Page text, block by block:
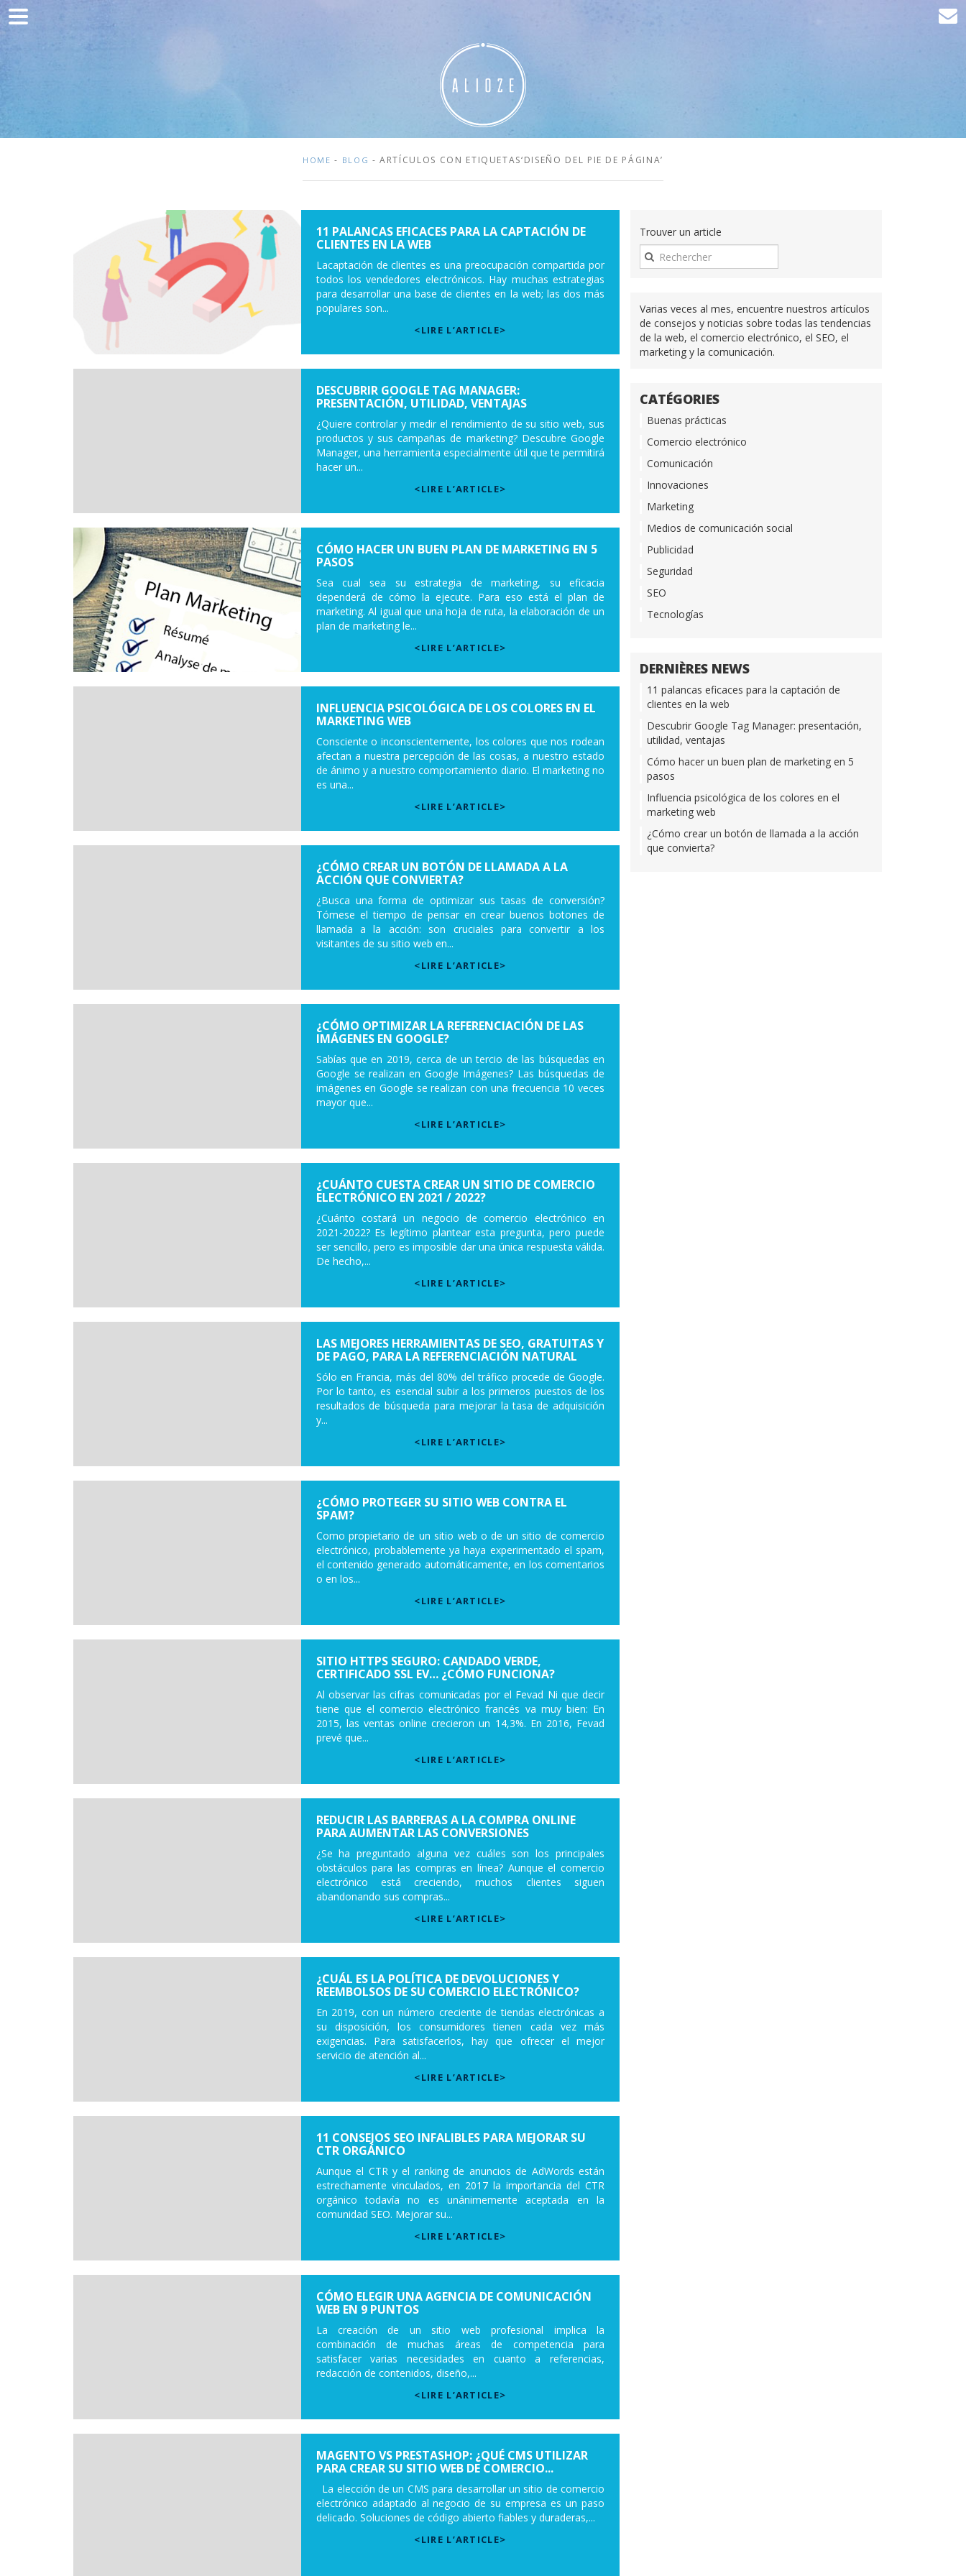
Home
HOME - BLOG - ARTÍCULOS CON ETIQUETAS‘DISEÑO DEL PIE DE PÁGINA’
11 PALANCAS EFICACES PARA LA CAPTACIÓN DE
CLIENTES EN LA WEB
Lacaptación de clientes es una preocupación compartida por
todos los vendedores electrónicos. Hay muchas estrategias
para desarrollar una base de clientes en la web; las dos más
populares son...
<LIRE L’ARTICLE>
DESCUBRIR GOOGLE TAG MANAGER:
PRESENTACIÓN, UTILIDAD, VENTAJAS
¿Quiere controlar y medir el rendimiento de su sitio web, sus
productos y sus campañas de marketing? Descubre Google
Manager, una herramienta especialmente útil que te permitirá
hacer un...
<LIRE L’ARTICLE>
CÓMO HACER UN BUEN PLAN DE MARKETING EN 5
PASOS
Sea cual sea su estrategia de marketing, su eficacia
dependerá de cómo la ejecute. Para eso está el plan de
marketing. Al igual que una hoja de ruta, la elaboración de un
plan de marketing le...
<LIRE L’ARTICLE>
INFLUENCIA PSICOLÓGICA DE LOS COLORES EN EL
MARKETING WEB
Consciente o inconscientemente, los colores que nos rodean
afectan a nuestra percepción de las cosas, a nuestro estado
de ánimo y a nuestro comportamiento diario. El marketing no
es una...
<LIRE L’ARTICLE>
¿CÓMO CREAR UN BOTÓN DE LLAMADA A LA
ACCIÓN QUE CONVIERTA?
¿Busca una forma de optimizar sus tasas de conversión?
Tómese el tiempo de pensar en crear buenos botones de
llamada a la acción: son cruciales para convertir a los
visitantes de su sitio web en...
<LIRE L’ARTICLE>
¿CÓMO OPTIMIZAR LA REFERENCIACIÓN DE LAS
IMÁGENES EN GOOGLE?
Sabías que en 2019, cerca de un tercio de las búsquedas en
Google se realizan en Google Imágenes? Las búsquedas de
imágenes en Google se realizan con una frecuencia 10 veces
mayor que...
<LIRE L’ARTICLE>
¿CUÁNTO CUESTA CREAR UN SITIO DE COMERCIO
ELECTRÓNICO EN 2021 / 2022?
¿Cuánto costará un negocio de comercio electrónico en
2021-2022? Es legítimo plantear esta pregunta, pero puede
ser sencillo, pero es imposible dar una única respuesta válida.
De hecho,...
<LIRE L’ARTICLE>
LAS MEJORES HERRAMIENTAS DE SEO, GRATUITAS Y
DE PAGO, PARA LA REFERENCIACIÓN NATURAL
Sólo en Francia, más del 80% del tráfico procede de Google.
Por lo tanto, es esencial subir a los primeros puestos de los
resultados de búsqueda para mejorar la tasa de adquisición
y...
<LIRE L’ARTICLE>
¿CÓMO PROTEGER SU SITIO WEB CONTRA EL
SPAM?
Como propietario de un sitio web o de un sitio de comercio
electrónico, probablemente ya haya experimentado el spam,
el contenido generado automáticamente, en los comentarios
o en los...
<LIRE L’ARTICLE>
SITIO HTTPS SEGURO: CANDADO VERDE,
CERTIFICADO SSL EV… ¿CÓMO FUNCIONA?
Al observar las cifras comunicadas por el Fevad Ni que decir
tiene que el comercio electrónico francés va muy bien: En
2015, las ventas online crecieron un 14,3%. En 2016, Fevad
prevé que...
<LIRE L’ARTICLE>
REDUCIR LAS BARRERAS A LA COMPRA ONLINE
PARA AUMENTAR LAS CONVERSIONES
¿Se ha preguntado alguna vez cuáles son los principales
obstáculos para las compras en línea? Aunque el comercio
electrónico está creciendo, muchos clientes siguen
abandonando sus compras...
<LIRE L’ARTICLE>
¿CUÁL ES LA POLÍTICA DE DEVOLUCIONES Y
REEMBOLSOS DE SU COMERCIO ELECTRÓNICO?
En 2019, con un número creciente de tiendas electrónicas a
su disposición, los consumidores tienen cada vez más
exigencias. Para satisfacerlos, hay que ofrecer el mejor
servicio de atención al...
<LIRE L’ARTICLE>
11 CONSEJOS SEO INFALIBLES PARA MEJORAR SU
CTR ORGÁNICO
Aunque el CTR y el ranking de anuncios de AdWords están
estrechamente vinculados, en 2017 la importancia del CTR
orgánico todavía no es unánimemente aceptada en la
comunidad SEO. Mejorar su...
<LIRE L’ARTICLE>
CÓMO ELEGIR UNA AGENCIA DE COMUNICACIÓN
WEB EN 9 PUNTOS
La creación de un sitio web profesional implica la
combinación de muchas áreas de competencia para
satisfacer varias necesidades en cuanto a referencias,
redacción de contenidos, diseño,...
<LIRE L’ARTICLE>
MAGENTO VS PRESTASHOP: ¿QUÉ CMS UTILIZAR
PARA CREAR SU SITIO WEB DE COMERCIO...
La elección de un CMS para desarrollar un sitio de comercio
electrónico adaptado al negocio de su empresa es un paso
delicado. Soluciones de código abierto fiables y duraderas,...
<LIRE L’ARTICLE>
Trouver un article
Varias veces al mes, encuentre nuestros artículos
de consejos y noticias sobre todas las tendencias
de la web, el comercio electrónico, el SEO, el
marketing y la comunicación.
CATÉGORIES
Buenas prácticas
Comercio electrónico
Comunicación
Innovaciones
Marketing
Medios de comunicación social
Publicidad
Seguridad
SEO
Tecnologías
DERNIÈRES NEWS
11 palancas eficaces para la captación de
clientes en la web
Descubrir Google Tag Manager: presentación,
utilidad, ventajas
Cómo hacer un buen plan de marketing en 5
pasos
Influencia psicológica de los colores en el
marketing web
¿Cómo crear un botón de llamada a la acción
que convierta?